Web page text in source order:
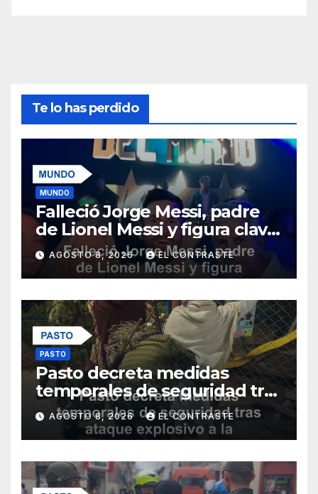
Te lo has perdido
MUNDO
Falleció Jorge Messi, padre
de Lionel Messi y figura clave
en su carrera
AGOSTO 8, 2026 EL CONTRASTE
PASTO
Pasto decreta medidas
temporales de seguridad tras
ataque explosivo a la Policía
Metropolitana
AGOSTO 8, 2026 EL CONTRASTE